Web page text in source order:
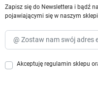
Zapisz się do Newslettera i bądź
pojawiającymi się w naszym
Akceptuję regulamin sklepu